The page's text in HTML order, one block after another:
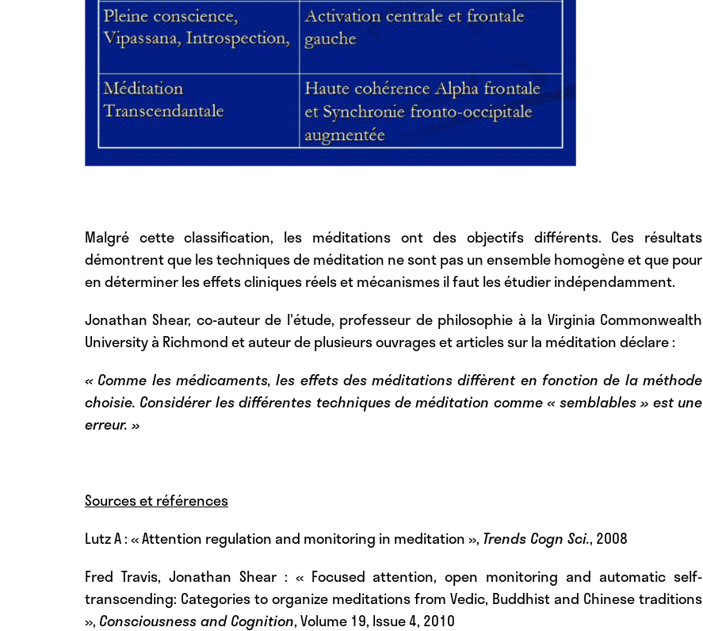
Malgré cette classification, les méditations ont des objectifs différents. Ces résultats
démontrent que les techniques de méditation ne sont pas un ensemble homogène et que pour
en déterminer les effets cliniques réels et mécanismes il faut les étudier indépendamment.
Jonathan Shear, co-auteur de l'étude, professeur de philosophie à la Virginia Commonwealth
University à Richmond et auteur de plusieurs ouvrages et articles sur la méditation déclare :
« Comme les médicaments, les effets des méditations diffèrent en fonction de la méthode
choisie. Considérer les différentes techniques de méditation comme « semblables » est une
erreur. »
Sources et références
Lutz A: « Attention regulation and monitoring in meditation », Trends Cogn Sci., 2008
Fred Travis, Jonathan Shear: « Focused attention, open monitoring and automatic self-
transcending: Categories to organize meditations from Vedic, Buddhist and Chinese traditions
», Consciousness and Cognition, Volume 19, Issue 4, 2010